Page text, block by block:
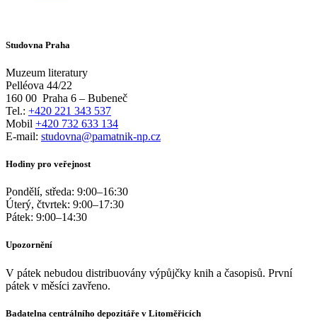
Studovna Praha
Muzeum literatury
Pelléova 44/22
160 00 Praha 6 – Bubeneč
Tel.: +420 221 343 537
Mobil +420 732 633 134
E-mail: studovna@pamatnik-np.cz
Hodiny pro veřejnost
Pondělí, středa: 9:00–16:30
Úterý, čtvrtek: 9:00–17:30
Pátek: 9:00–14:30
Upozornění
V pátek nebudou distribuovány výpůjčky knih a časopisů. První
pátek v měsíci zavřeno.
Badatelna centrálního depozitáře v Litoměřicích